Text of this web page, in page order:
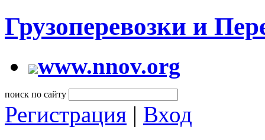
Грузоперевозки и
www.nnov.org
поиск по сайту
Регистрация | Вход